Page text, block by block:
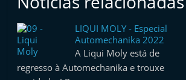
LIQUI MOLY - Especial
Automechanika 2022
A Liqui Moly está de
regresso à Automechanika e trouxe